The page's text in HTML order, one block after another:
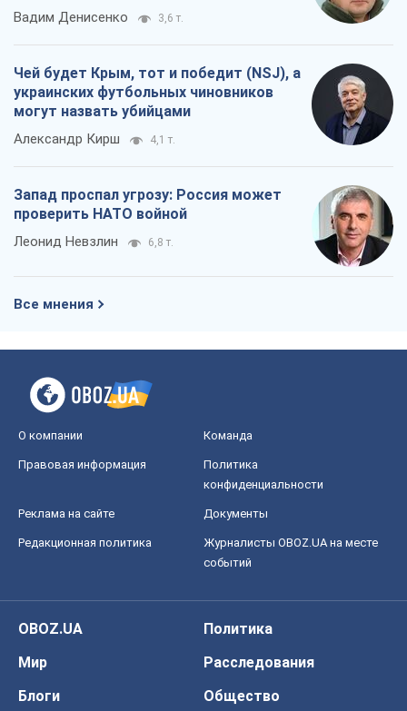
Вадим Денисенко 3,6 т.
Чей будет Крым, тот и победит (NSJ), а
украинских футбольных чиновников
могут назвать убийцами
Александр Кирш 4,1 т.
Запад проспал угрозу: Россия может
проверить НАТО войной
Леонид Невзлин 6,8 т.
Все мнения
О компании Команда
Правовая информация
Политика
конфиденциальности
Реклама на сайте Документы
Редакционная политика
Журналисты OBOZ.UA на месте
событий
OBOZ.UA
Политика
Мир
Расследования
Блоги
Общество